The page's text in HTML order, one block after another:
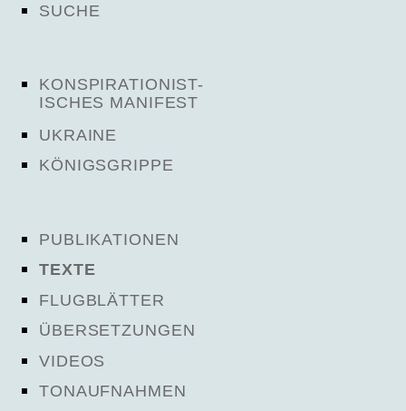
SUCHE
KONSPIRATIONIST-
ISCHES MANIFEST
UKRAINE
KÖNIGSGRIPPE
PUBLIKATIONEN
TEXTE
FLUGBLÄTTER
ÜBERSETZUNGEN
VIDEOS
TONAUFNAHMEN